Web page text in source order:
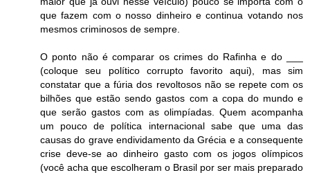
que fazem com o nosso dinheiro e continua votando nos
mesmos criminosos de sempre.
O ponto não é comparar os crimes do Rafinha e do ___
(coloque seu político corrupto favorito aqui), mas sim
constatar que a fúria dos revoltosos não se repete com os
bilhões que estão sendo gastos com a copa do mundo e
que serão gastos com as olimpíadas. Quem acompanha
um pouco de política internacional sabe que uma das
causas do grave endividamento da Grécia e a consequente
crise deve-se ao dinheiro gasto com os jogos olímpicos
(você acha que escolheram o Brasil por ser mais preparado